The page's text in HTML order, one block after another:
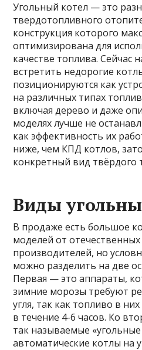
Угольный котел — это
твердотопливного
конструкция которого
оптимизирована для
качестве топлива. Сейчас
встретить недорогие
позиционируются как
на различных типах
включая дерево и даже
моделях лучше не
как эффективность их
ниже, чем КПД котлов,
конкретный вид твёрдого
Виды
В продаже есть большое
моделей от
производителей, но
можно разделить на две
Первая — это аппараты,
зимние морозы требуют
угля, так как топливо в
в течение 4-6 часов. Ко
так называемые
автоматические котлы на